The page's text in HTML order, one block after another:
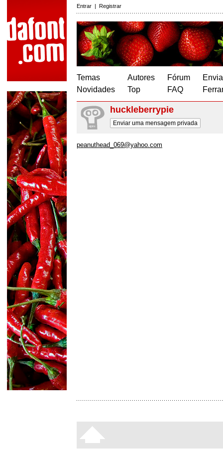
Entrar | Registrar
Temas
Novidades
Autores
Top
Fórum
FAQ
huckleberrypie
Enviar uma mensagem privada
peanuthead_069@yahoo.com